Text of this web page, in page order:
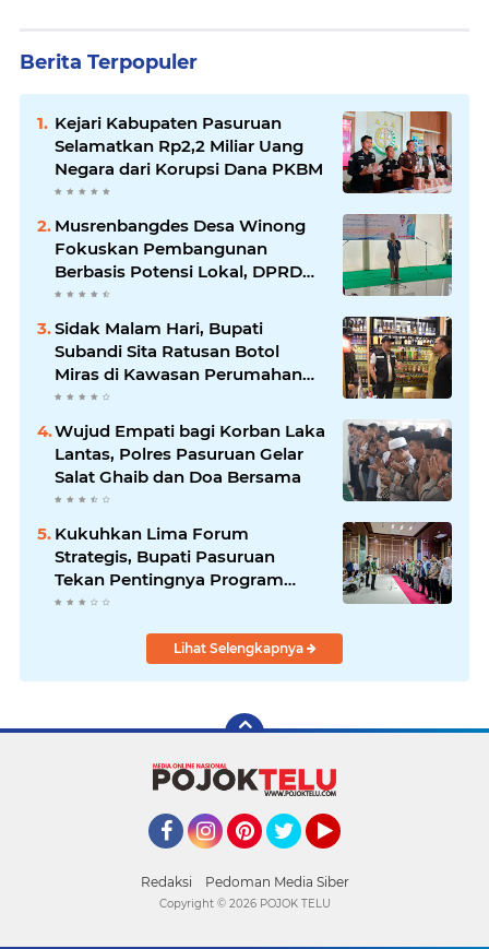
Berita Terpopuler
Kejari Kabupaten Pasuruan
Selamatkan Rp2,2 Miliar Uang
Negara dari Korupsi Dana PKBM
Musrenbangdes Desa Winong
Fokuskan Pembangunan
Berbasis Potensi Lokal, DPRD
Optimistis Meski Dihantam
Efisiensi Anggaran
Sidak Malam Hari, Bupati
Subandi Sita Ratusan Botol
Miras di Kawasan Perumahan
Sidoarjo
Wujud Empati bagi Korban Laka
Lantas, Polres Pasuruan Gelar
Salat Ghaib dan Doa Bersama
Kukuhkan Lima Forum
Strategis, Bupati Pasuruan
Tekan Pentingnya Program
Nyata untuk Rakyat
Lihat Selengkapnya
Redaksi Pedoman Media Siber
Copyright © 2026 POJOK TELU